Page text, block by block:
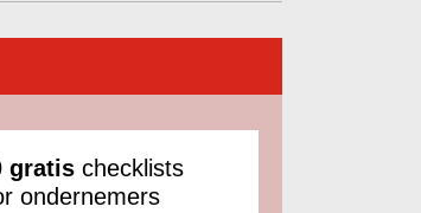
gratis checklists
ondernemers